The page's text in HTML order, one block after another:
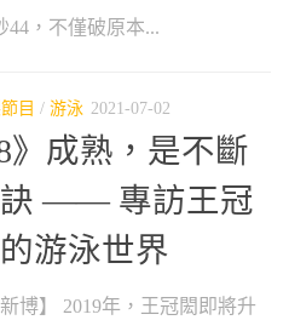
44，不僅破原本...
目 / 游泳 2021-07-02
》成熟，是不斷
訣 —— 專訪王冠
游泳世界
博】 2019年，王冠閎即將升